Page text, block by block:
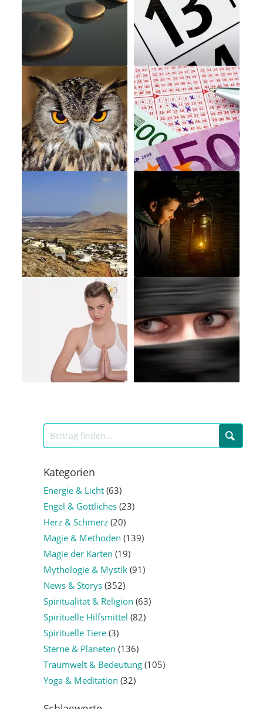
Kategorien
Energie & Licht(63)
Engel & Göttliches(23)
Herz & Schmerz(20)
Magie & Methoden (139)
Magie der Karten (19)
Mythologie & Mystik(91)
News & Storys(352)
Spiritualität & Religion (63)
Spirituelle Hilfsmittel (82)
Spirituelle Tiere(3)
Sterne & Planeten (136)
Traumwelt & Bedeutung(105)
Yoga & Meditation (32)